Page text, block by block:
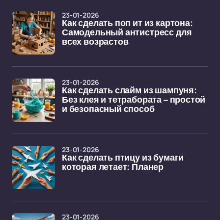
Как сделать поп ит из картона:
Самодельный антистресс для
всех возрастов
23-01-2026
Как сделать слайм из шампуня:
Без клея и тетрабората – простой
и безопасный способ
23-01-2026
Как сделать птицу из бумаги
которая летает: Планер
23-01-2026
23-01-2026